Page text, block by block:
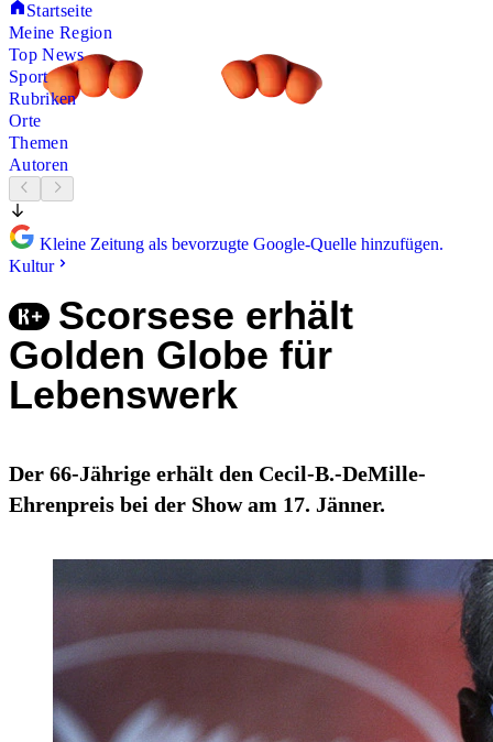
Startseite
Meine Region
Top News
Sport
Rubriken
Orte
Themen
Autoren
Kleine Zeitung als bevorzugte Google-Quelle hinzufügen.
Kultur
Scorsese erhält
Golden Globe für
Lebenswerk
Der 66-Jährige erhält den Cecil-B.-DeMille-
Ehrenpreis bei der Show am 17. Jänner.